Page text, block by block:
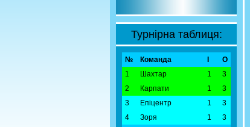
Турнірна таблиця:
№ Команда
О
1
Шахтар 1
3
2
Карпати 1
3
3
Епіцентр 1
3
4
Зоря 1
3